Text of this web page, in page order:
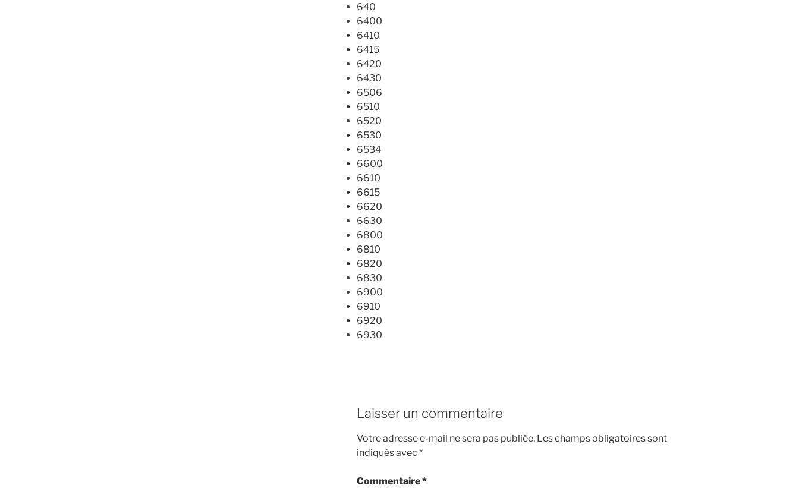
640
6400
6410
6415
6420
6430
6506
6510
6520
6530
6534
6600
6610
6615
6620
6630
6800
6810
6820
6830
6900
6910
6920
6930
Laisser un commentaire
Votre adresse e-mail ne sera pas publiée. Les champs obligatoires sont
indiqués avec *
Commentaire*